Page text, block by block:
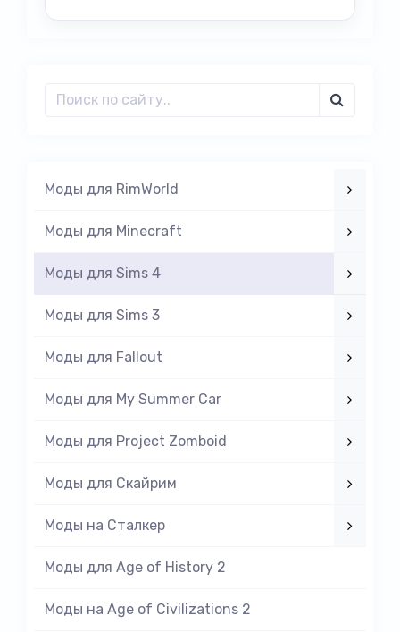
Моды для RimWorld
Моды для Minecraft
Моды для Sims 4
Моды для Sims 3
Моды для Fallout
Моды для My Summer Car
Моды для Project Zomboid
Моды для Скайрим
Моды на Cталкер
Моды для Age of History 2
Моды на Age of Civilizations 2